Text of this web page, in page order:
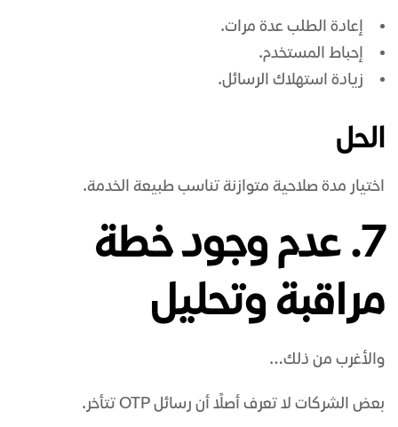
إعادة الطلب عدة مرات.
إحباط المستخدم.
زيادة استهلاك الرسائل.
الحل
اختيار مدة صلاحية متوازنة تناسب طبيعة الخدمة.
7. عدم وجود خطة
مراقبة وتحليل
والأغرب من ذلك…
بعض الشركات لا تعرف أصلًا أن رسائل OTP تتأخر.